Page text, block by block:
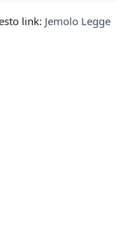
link: Jemolo Legge